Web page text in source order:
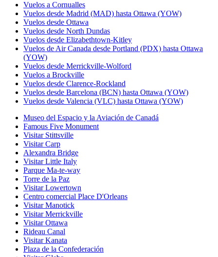
Vuelos a Cornualles
Vuelos desde Madrid (MAD) hasta Ottawa (YOW)
Vuelos desde Ottawa
Vuelos desde North Dundas
Vuelos desde Elizabethtown-Kitley
Vuelos de Air Canada desde Portland (PDX) hasta Ottawa
(YOW)
Vuelos desde Merrickville-Wolford
Vuelos a Brockville
Vuelos desde Clarence-Rockland
Vuelos desde Barcelona (BCN) hasta Ottawa (YOW)
Vuelos desde Valencia (VLC) hasta Ottawa (YOW)
Museo del Espacio y la Aviación de Canadá
Famous Five Monument
Visitar Stittsville
Visitar Carp
Alexandra Bridge
Visitar Little Italy
Parque Ma-te-way
Torre de la Paz
Visitar Lowertown
Centro comercial Place D'Orleans
Visitar Manotick
Visitar Merrickville
Visitar Ottawa
Rideau Canal
Visitar Kanata
Plaza de la Confederación